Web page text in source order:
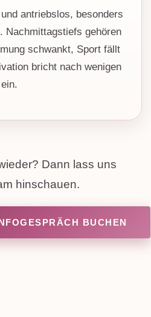
antriebslos, besonders
Nachmittagstiefs gehören
schwankt, Sport fällt
bricht nach wenigen
Dann lass uns
hinschauen.
BUCHEN